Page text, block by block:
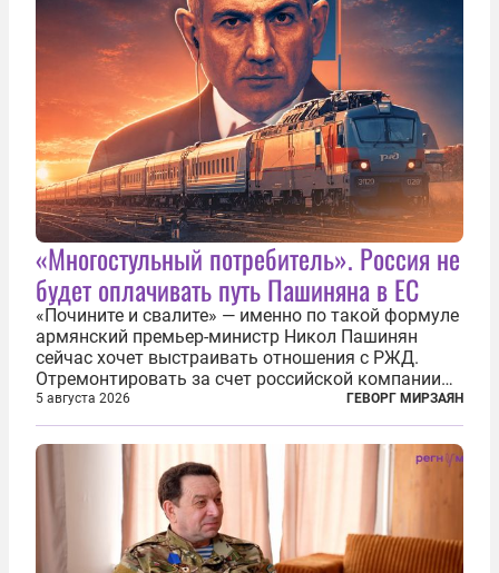
«Многостульный потребитель». Россия не
будет оплачивать путь Пашиняна в ЕС
«Почините и свалите» — именно по такой формуле
армянский премьер-министр Никол Пашинян
сейчас хочет выстраивать отношения с РЖД.
Отремонтировать за счет российской компании
железнодорожную инфраструктуру в районе
прохождения TRIPP (коридора, который должен
связать Азербайджан и Турцию через...
5 августа 2026 ГЕВОРГ МИРЗАЯН